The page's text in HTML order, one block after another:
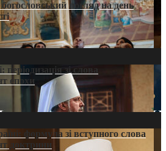
погляд на день
періодизація зі слова
епохи
формула зі вступного слова
доктрини